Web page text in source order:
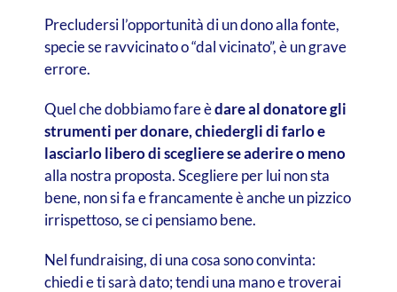
Precludersi l’opportunità di un dono alla fonte,
specie se ravvicinato o “dal vicinato”, è un grave
errore.
Quel che dobbiamo fare èdare al donatore gli
strumenti per donare, chiedergli di farlo e
lasciarlo libero di scegliere se aderire o meno
alla nostra proposta. Scegliere per lui non sta
bene, non si fa e francamente è anche un pizzico
irrispettoso, se ci pensiamo bene.
Nel fundraising, di una cosa sono convinta:
chiedi e ti sarà dato; tendi una mano e troverai